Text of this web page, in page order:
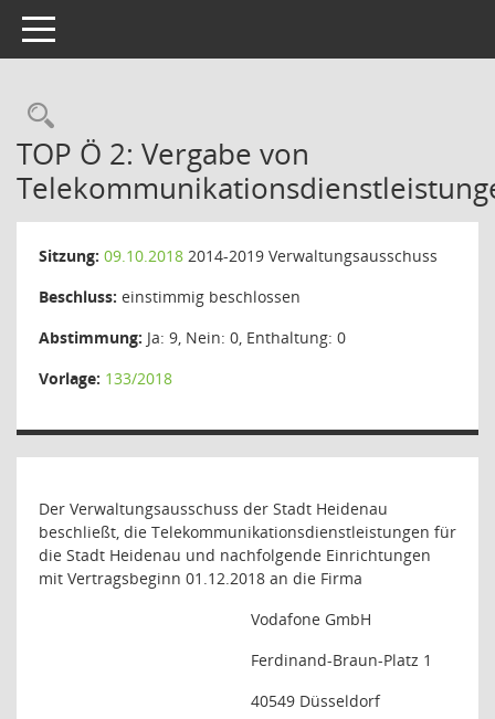
Toggle navigation
Rechercheauswahl
TOP Ö 2: Vergabe von
Sitzung: 09.10.2018 2014-2019 Verwaltungsausschuss
Beschluss: einstimmig beschlossen
Abstimmung: Ja: 9, Nein: 0, Enthaltung: 0
Vorlage: 133/2018
Der Verwaltungsausschuss der Stadt Heidenau
beschließt, die Telekommunikationsdienstleistungen für
die Stadt Heidenau und nachfolgende Einrichtungen
mit Vertragsbeginn 01.12.2018 an die Firma
Vodafone GmbH
Ferdinand-Braun-Platz 1
40549 Düsseldorf